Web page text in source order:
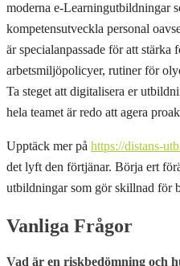
moderna e-Learningutbildningar
kompetensutveckla personal
är specialanpassade för att stärka
arbetsmiljöpolicyer, rutiner för
Ta steget att digitalisera er
hela teamet är redo att agera
Upptäck mer på https://distans-
det lyft den förtjänar. Börja ert
utbildningar som gör skillnad för
Vanliga Frågor
Vad är en riskbedömning och